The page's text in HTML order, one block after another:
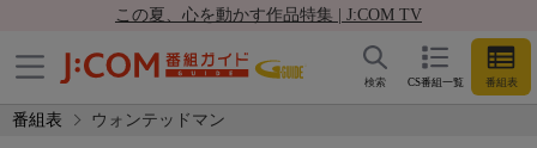
この夏、心を動かす作品特集 | J:COM TV
CS番組一覧 番組表
検索
番組表 ウォンテッドマン